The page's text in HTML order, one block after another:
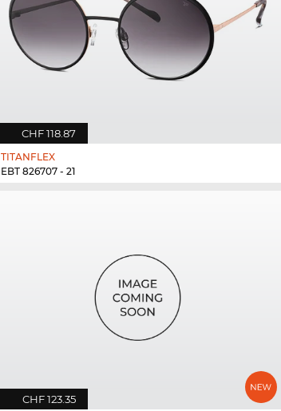
CHF 118.87
TITANFLEX
EBT 826707 - 21
CHF 123.35